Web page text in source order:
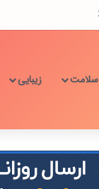
سلامت زیبایی